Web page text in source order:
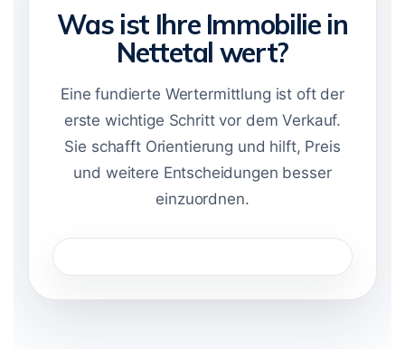
Was ist Ihre Immobilie in
Nettetal wert?
Eine fundierte Wertermittlung ist oft der
erste wichtige Schritt vor dem Verkauf.
Sie schafft Orientierung und hilft, Preis
und weitere Entscheidungen besser
einzuordnen.